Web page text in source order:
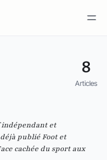
8
Articles
et
publié Foot et
cachée du sport aux